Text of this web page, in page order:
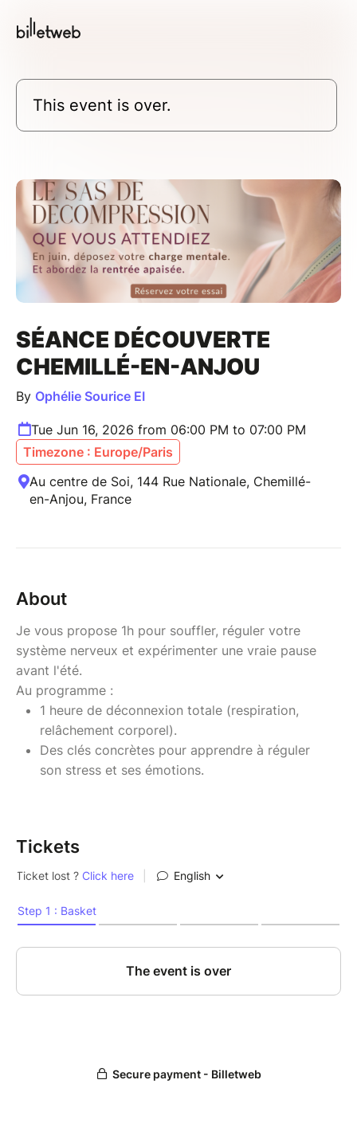
This event is over.
SÉANCE DÉCOUVERTE
CHEMILLÉ-EN-ANJOU
By Ophélie Sourice EI
Tue Jun 16, 2026 from 06:00 PM to 07:00 PM
Timezone : Europe/Paris
Au centre de Soi, 144 Rue Nationale, Chemillé-
en-Anjou, France
About
Je vous propose 1h pour souffler, réguler votre
système nerveux et expérimenter une vraie pause
avant l'été.
Au programme :
1 heure de déconnexion totale (respiration,
relâchement corporel).
Des clés concrètes pour apprendre à réguler
son stress et ses émotions.
Tickets